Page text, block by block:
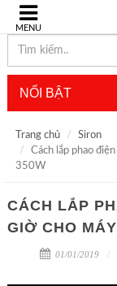
MENU
NỔI BẬT
Trang chủ
Siron
Cách lắp phao
350W
CÁCH LẮP
GIỜ CHO
01/01/2019